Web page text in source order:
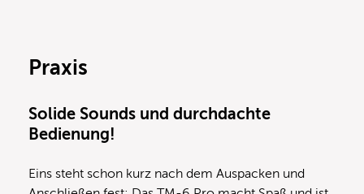
Praxis
Solide Sounds und durchdachte
Bedienung!
Eins steht schon kurz nach dem Auspacken und